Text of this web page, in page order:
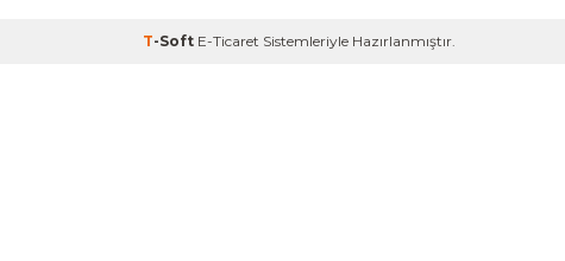
T-Soft E-Ticaret Sistemleriyle Hazırlanmıştır.